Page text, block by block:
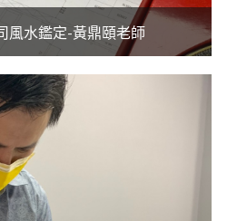
風水鑑定-黃鼎頤老師